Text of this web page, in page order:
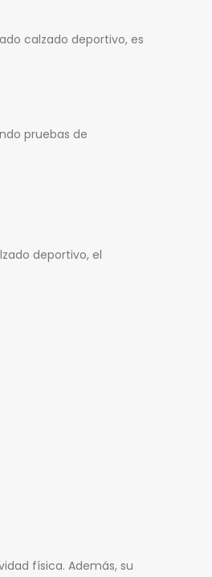
calzado deportivo, es
pruebas de
deportivo, el
física. Además, su